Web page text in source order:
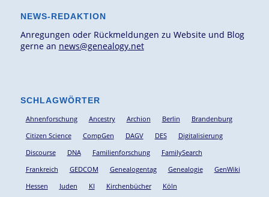
NEWS-REDAKTION
Anregungen oder Rückmeldungen zu Website und Blog
gerne an news@genealogy.net
SCHLAGWÖRTER
Ahnenforschung Ancestry Archion Berlin
Brandenburg
Citizen Science
CompGen DAGV DES
Digitalisierung
Discourse
DNA Familienforschung
FamilySearch
Frankreich
GEDCOM Genealogentag Genealogie
GenWiki
Hessen
Juden KI Kirchenbücher
Köln